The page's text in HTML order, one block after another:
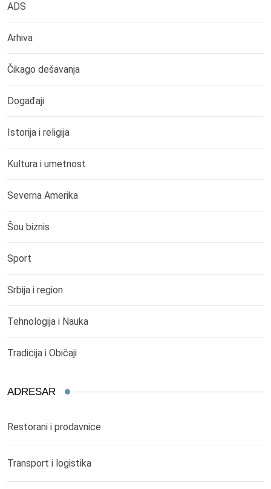
ADS
Arhiva
Čikago dešavanja
Događaji
Istorija i religija
Kultura i umetnost
Severna Amerika
Šou biznis
Sport
Srbija i region
Tehnologija i Nauka
Tradicija i Običaji
ADRESAR
Restorani i prodavnice
Transport i logistika